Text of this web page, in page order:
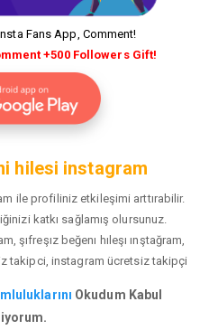
Fans App, Comment!
+500 Followers Gift!
hilesi instagram
ile profiliniz etkileşimi arttırabilir.
katkı sağlamış olursunuz.
şıfreşız beğenı hıleşı ınştağram,
takipci, instagram ücretsiz takipçi
Okudum Kabul